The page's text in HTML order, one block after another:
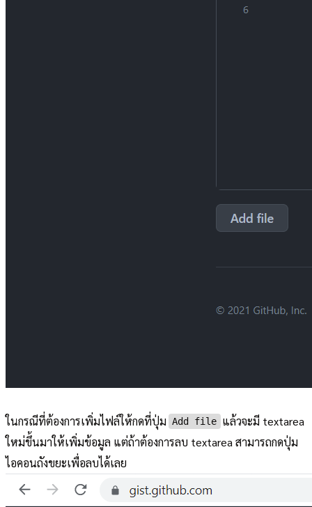
ในกรณีที่ต้องการเพิ่มไฟล์ให้กดที่ปุ่ม Add file แล้วจะมี textarea
ใหม่ขึ้นมาให้เพิ่มข้อมูล แต่ถ้าต้องการลบ textarea สามารถกดปุ่ม
ไอคอนถังขยะเพื่อลบได้เลย